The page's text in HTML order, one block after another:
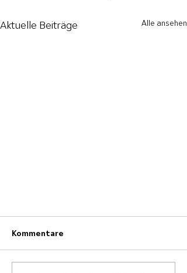
Aktuelle Beiträge Alle ansehen
Kommentare